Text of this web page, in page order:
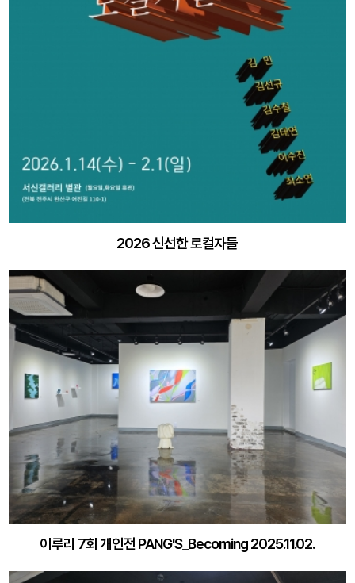
2026 신선한 로컬자들
이루리 7회 개인전 PANG'S_Becoming 2025.11.02.